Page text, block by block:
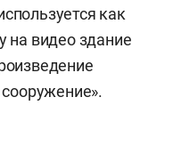
как
на видео здание
сооружение».